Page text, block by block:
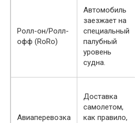
Ролл-он/Ролл-
офф (RoRo)
Автомобиль
заезжает на
специальный
палубный
уровень
судна.
Авиаперевозка
Доставка
самолетом,
как правило,